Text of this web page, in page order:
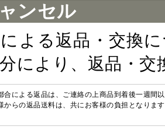
ンセル
よる返品・交換
により、返品・
合による返品は、ご連絡の上商品到着後一週間
からの返品送料は、共にお客様の負担となりま